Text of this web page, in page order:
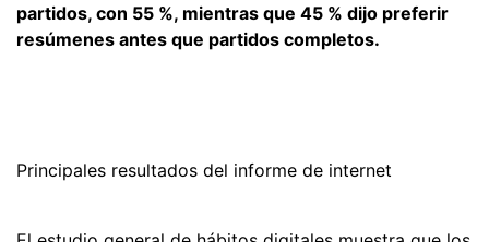
partidos, con 55 %, mientras que 45 % dijo preferir
resúmenes antes que partidos completos.
Principales resultados del informe de internet